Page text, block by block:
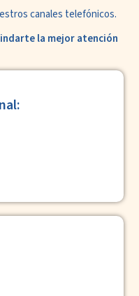
canales telefónicos.
la mejor atención